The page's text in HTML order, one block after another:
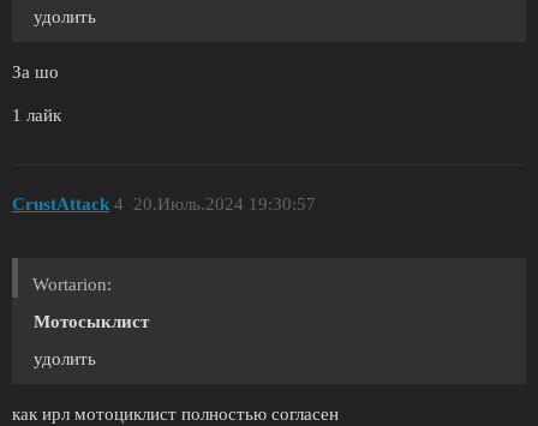
удолить
За шо
1 лайк
CrustAttack 20.Июль.2024 19:30:57
4
Wortarion:
Мотосыклист
удолить
как ирл мотоциклист полностью согласен